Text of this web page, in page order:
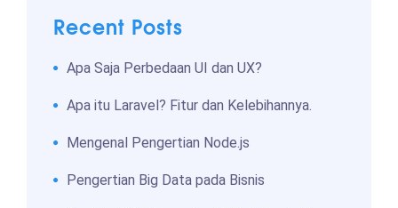
Recent Posts
Apa Saja Perbedaan UI dan UX?
Apa itu Laravel? Fitur dan Kelebihannya.
Mengenal Pengertian Node.js
Pengertian Big Data pada Bisnis